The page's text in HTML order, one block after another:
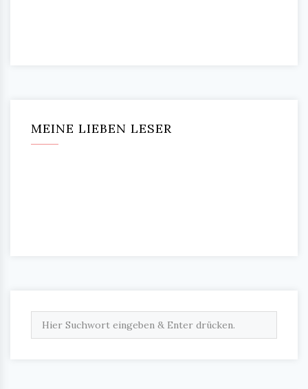
MEINE LIEBEN LESER